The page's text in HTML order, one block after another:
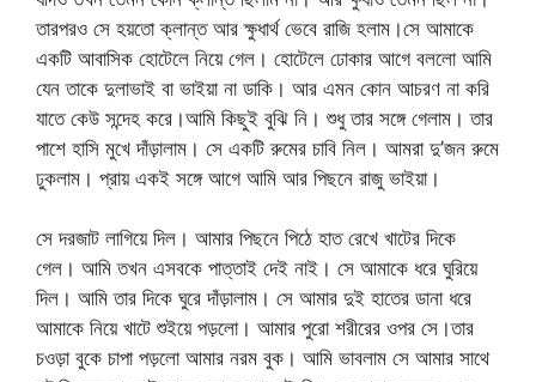
তারপরও সে হয়তো ক্লান্ত আর ক্ষুধার্থ ভেবে রাজি হলাম।সে আমাকে
একটি আবাসিক হোটেলে নিয়ে গেল। হোটেলে ঢোকার আগে বললো আমি
যেন তাকে দুলাভাই বা ভাইয়া না ডাকি। আর এমন কোন আচরণ না করি
যাতে কেউ সন্দেহ করে।আমি কিছুই বুঝি নি। শুধু তার সঙ্গে গেলাম। তার
পাশে হাসি মুখে দাঁড়ালাম। সে একটি রুমের চাবি নিল। আমরা দু’জন রুমে
ঢুকলাম। প্রায় একই সঙ্গে আগে আমি আর পিছনে রাজু ভাইয়া।
সে দরজাট লাগিয়ে দিল। আমার পিছনে পিঠে হাত রেখে খাটের দিকে
গেল। আমি তখন এসবকে পাত্তাই দেই নাই। সে আমাকে ধরে ঘুরিয়ে
দিল। আমি তার দিকে ঘুরে দাঁড়ালাম। সে আমার দুই হাতের ডানা ধরে
আমাকে নিয়ে খাটে শুইয়ে পড়লো। আমার পুরো শরীরের ওপর সে।তার
চওড়া বুকে চাপা পড়লো আমার নরম বুক। আমি ভাবলাম সে আমার সাথে